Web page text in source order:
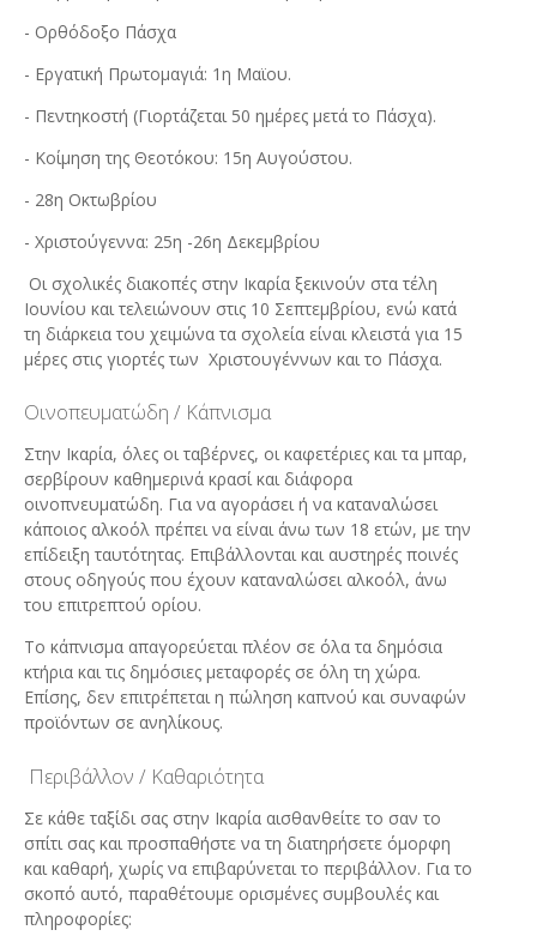
- Ορθόδοξο Πάσχα
- Εργατική Πρωτομαγιά: 1η Μαϊου.
- Πεντηκοστή (Γιορτάζεται 50 ημέρες μετά το Πάσχα).
- Κοίμηση της Θεοτόκου: 15η Αυγούστου.
- 28η Οκτωβρίου
- Χριστούγεννα: 25η -26η Δεκεμβρίου
Οι σχολικές διακοπές στην Ικαρία ξεκινούν στα τέλη
Ιουνίου και τελειώνουν στις 10 Σεπτεμβρίου, ενώ κατά
τη διάρκεια του χειμώνα τα σχολεία είναι κλειστά για 15
μέρες στις γιορτές των Χριστουγέννων και το Πάσχα.
Οινοπευματώδη / Κάπνισμα
Στην Ικαρία, όλες οι ταβέρνες, οι καφετέριες και τα μπαρ,
σερβίρουν καθημερινά κρασί και διάφορα
οινοπνευματώδη. Για να αγοράσει ή να καταναλώσει
κάποιος αλκοόλ πρέπει να είναι άνω των 18 ετών, με την
επίδειξη ταυτότητας. Επιβάλλονται και αυστηρές ποινές
στους οδηγούς που έχουν καταναλώσει αλκοόλ, άνω
του επιτρεπτού ορίου.
Το κάπνισμα απαγορεύεται πλέον σε όλα τα δημόσια
κτήρια και τις δημόσιες μεταφορές σε όλη τη χώρα.
Επίσης, δεν επιτρέπεται η πώληση καπνού και συναφών
προϊόντων σε ανηλίκους.
Περιβάλλον / Καθαριότητα
Σε κάθε ταξίδι σας στην Ικαρία αισθανθείτε το σαν το
σπίτι σας και προσπαθήστε να τη διατηρήσετε όμορφη
και καθαρή, χωρίς να επιβαρύνεται το περιβάλλον. Για το
σκοπό αυτό, παραθέτουμε ορισμένες συμβουλές και
πληροφορίες: